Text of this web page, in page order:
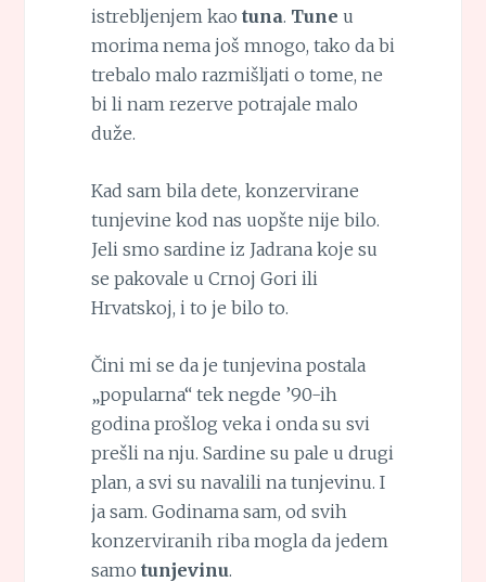
istrebljenjem kao tuna. Tune u
morima nema još mnogo, tako da bi
trebalo malo razmišljati o tome, ne
bi li nam rezerve potrajale malo
duže.
Kad sam bila dete, konzervirane
tunjevine kod nas uopšte nije bilo.
Jeli smo sardine iz Jadrana koje su
se pakovale u Crnoj Gori ili
Hrvatskoj, i to je bilo to.
Čini mi se da je tunjevina postala
„popularna“ tek negde ’90-ih
godina prošlog veka i onda su svi
prešli na nju. Sardine su pale u drugi
plan, a svi su navalili na tunjevinu. I
ja sam. Godinama sam, od svih
konzerviranih riba mogla da jedem
samo tunjevinu.